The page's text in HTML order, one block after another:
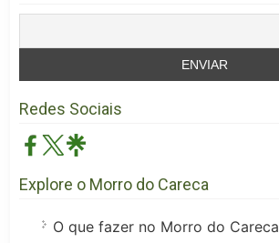
Redes Sociais
Explore o Morro do Careca
O que fazer no Morro do Careca